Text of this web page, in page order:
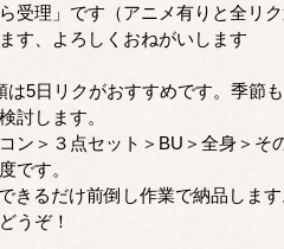
受理」です（アニメ有りと全リ
す、よろしくおねがいします
は5日リクがおすすめです。季節
討します。
ン＞３点セット＞BU＞全身＞そ
です。
きるだけ前倒し作業で納品しま
うぞ！